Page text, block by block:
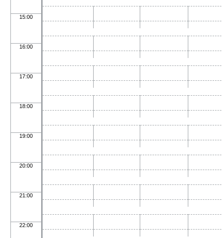
15:00
16:00
17:00
18:00
19:00
20:00
21:00
22:00